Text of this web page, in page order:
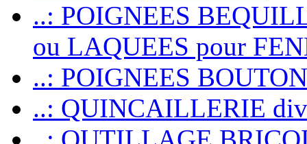
..: POIGNEES
ou LAQUEES pour
..: POIGNEES
..: QUINCAILLERIE